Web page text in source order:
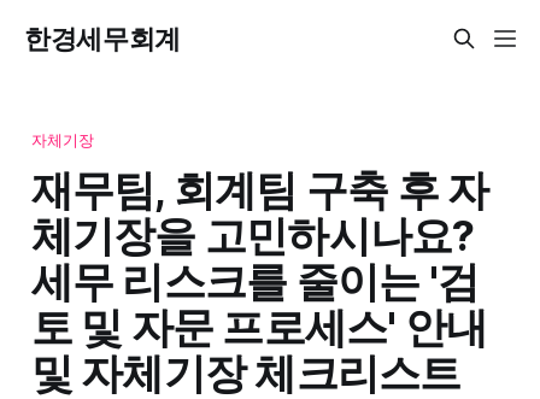
한경세무회계
자체기장
재무팀, 회계팀 구축 후 자
체기장을 고민하시나요?
세무 리스크를 줄이는 '검
토 및 자문 프로세스' 안내
및 자체기장 체크리스트